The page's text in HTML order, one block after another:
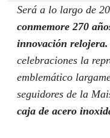
Será a lo largo de
conmemore 270
innovación relojera.
celebraciones la
emblemático
seguidores de la
caja de acero